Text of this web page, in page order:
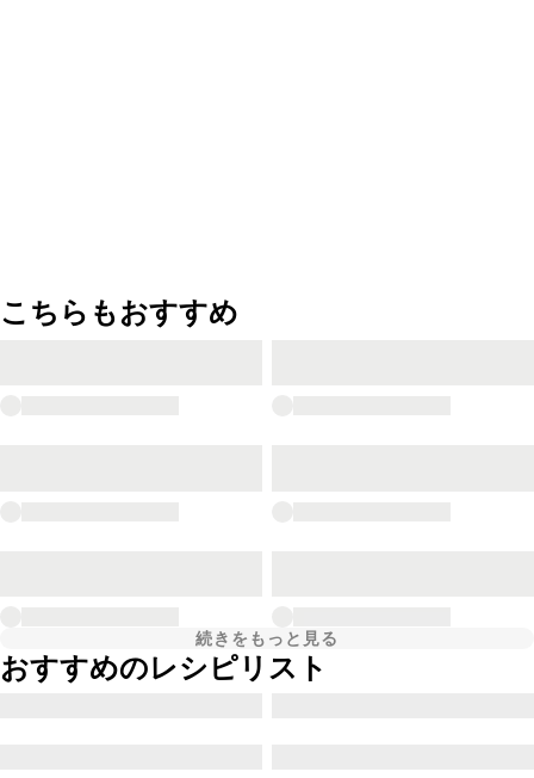
こちらもおすすめ
続きをもっと見る
おすすめのレシピリスト